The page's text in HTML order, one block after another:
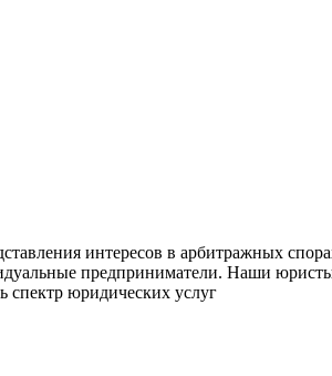
интересов в арбитражных
предприниматели. Наши
спектр юридических услуг